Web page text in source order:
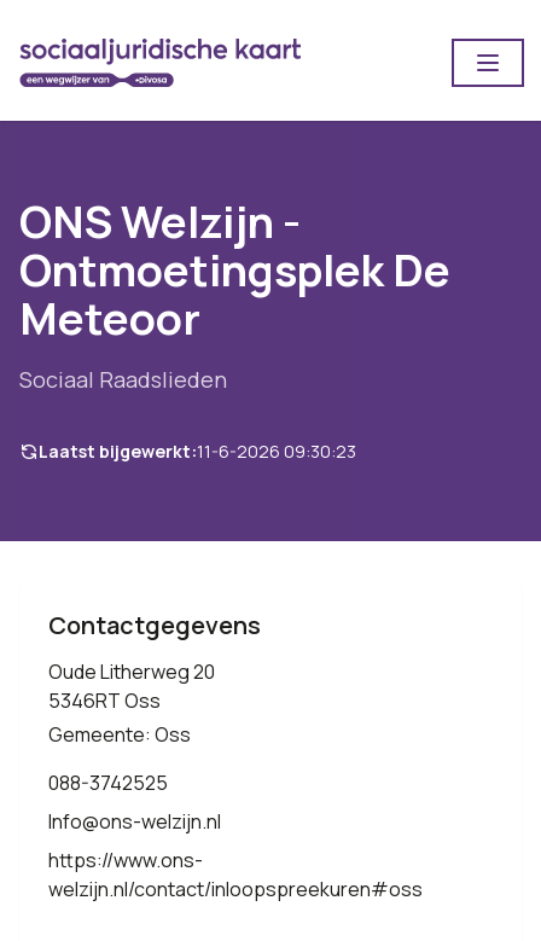
ONS Welzijn -
Ontmoetingsplek De
Meteoor
Sociaal Raadslieden
Laatst bijgewerkt:11-6-2026 09:30:23
Contactgegevens
Oude Litherweg 20
5346RT Oss
Gemeente: Oss
088-3742525
Info@ons-welzijn.nl
https://www.ons-
welzijn.nl/contact/inloopspreekuren#oss